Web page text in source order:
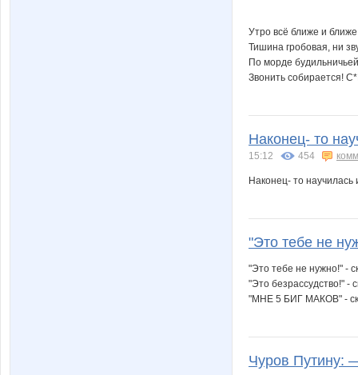
Утро всё ближе и
Тишина гробовая, ни
По морде
Звонить собирается!
Наконец- то
15:12 454
Наконец- то
"Это тебе не
"Это тебе не нужно!" -
"Это безрассудство!" -
"МНЕ 5 БИГ МАКОВ" -
Чуров Путину: